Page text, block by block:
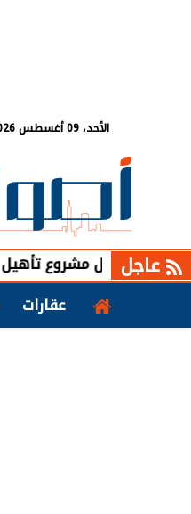
الأحد، 09 أغسطس 2026 11:14 ص
عاجل
عقارات